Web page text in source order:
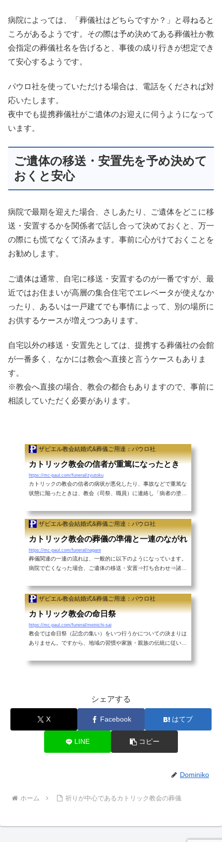
病院によっては、「葬儀社はどちらですか？」と尋ねると
ころがあるようです。その際は予め決めてある葬儀社か教
会指定の葬儀社名を告げると、事後の成り行きが想定でき
て安心するようです。
パウロ社を使っていただける場合は、電話をくだされば対
応いたします。
夜中でも提携葬儀社がご遺体のお迎えに伺うようになって
います。
ご遺体の移送・安置先を予め決めて
おくと安心
病院で最期を迎えた場合、さしあたり、ご遺体をどこに移
送・安置するかを関係者で話し合って決めておくと、万一
の際にも慌てなくて済みます。事前に心がけておくことを
お勧めします。
ご遺体は通常、自宅に移送・安置するのが一番ですが、最
近ではお住まいが高層の集合住宅でエレベータが使えなか
ったり、あるいは一戸建てでも事情によって、別の場所に
お供するケースが増えつつあります。
自宅以外の移送・安置先としては、提携する葬儀社の会館
が一番多く、なかには教会へ直接と言うケースもありま
す。
※教会へ直接の場合、教会の都合もありますので、事前に
相談していただく必要があります。
ザビエル教会結婚式&葬儀ご用達：パウロ社
カトリック教会の信者が重篤になったとき
https://mc-paul.com/funeral/zyutoku
カトリックの教会の信者の病状が悪化したり、事故などで重篤な
状態に陥ったときは、教会（司祭、職員）に連絡し「病者の塗
祭、職員）と連絡がつかない場合は、教会の信徒代表や病者への
奉仕者もしくは地域組織担当者（鹿児島教区の場合は班長）など
を通じて連絡を取ることをお勧めします。ヤコブの手紙に次のと
おり記されています。 「あなたがたの中で病気の人は、教会の
長老を招いて、主の名によってオリーブ油を塗り、祈ってもらい
なさい。信仰に基づく祈りは、病人を救...
ザビエル教会結婚式&葬儀ご用達：パウロ社
カトリック教会の葬儀の準備と一連のながれ
https://mc-paul.com/funeral/nagare
葬儀関連の一連の流れは、一般的に以下のようになっています。
病院で亡くなった場合、ご遺体の移送・安置⇒打ち合わせ⇒諸手
⇒葬儀⇒火葬⇒納骨⇒命日祭以下に掲載する一連の流れはザビエ
ル教会で、通夜・葬儀ともに行う場合です。打ち合わせ打ち合わ
せは遺族+親族、葬儀社、教会の三者で遺族や親族の主だった
方々を中心に、葬儀社との打ち合わせを行います。この時、教会
の意向や都合が確認できるよう主任司祭もしくはその意向をうけ
た信者の同席があるとスムースに進みます。※パ...
ザビエル教会結婚式&葬儀ご用達：パウロ社
カトリック教会の命日祭
https://mc-paul.com/funeral/meinichi-sai
教会では命日祭（記念の集い）をいつ行うかについての決まりは
ありません。ですから、地域の習慣や家族・親族の伝統に従い、
日などに祈念の集いを行っています。祈念の集いは、縁のある
くご相談ください。それぞれの事情に配慮して、良い方法が見つ
かるはずです。また、カトリック教会で...
シェアする
X Facebook はてブ
LINE コピー
Dominiko
ホーム 祈りが中心であるカトリック教会の葬儀